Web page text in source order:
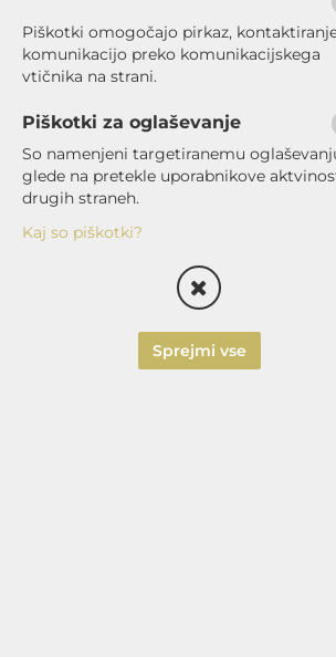
HLAČE
PLAŠČI/JAKNE
IZDELAVA SRAJC, OBLEK
IN UNIFORM ZA
PODJETJA
Piškotki omogočajo pirkaz,
komunikacijo preko komunikacijskega
vtičnika na strani.
Piškotki za oglaševanje
So namenjeni targetiranemu
glede na pretekle uporabnikove
drugih straneh.
Kaj so piškotki?
Sprejmi vse